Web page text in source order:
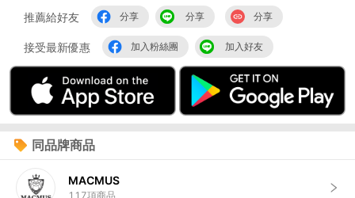
推薦給好友 分享 分享 分享
接受最新優惠 加入粉絲團 加入好友
同品牌商品
MACMUS
117項商品